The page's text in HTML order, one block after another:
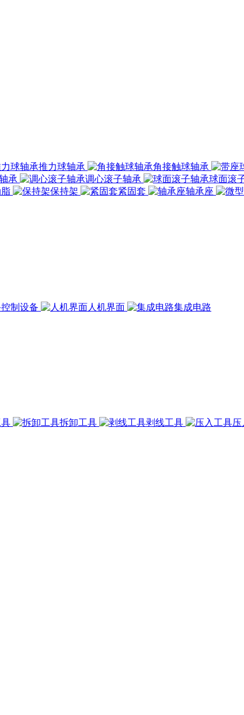
推力球轴承 角接触球轴承
承 调心滚子轴承 球面滚
保持架 紧固套 轴承座
控制设备 人机界面 集成电路
拆卸工具 剥线工具 压